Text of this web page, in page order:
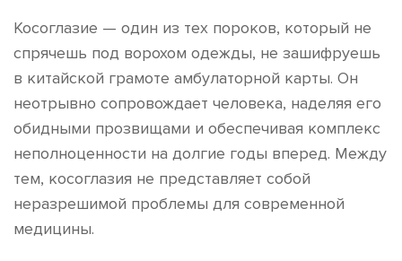
Косоглазие — один из тех пороков, который не
спрячешь под ворохом одежды, не зашифруешь
в китайской грамоте амбулаторной карты. Он
неотрывно сопровождает человека, наделяя его
обидными прозвищами и обеспечивая комплекс
неполноценности на долгие годы вперед. Между
тем, косоглазия не представляет собой
неразрешимой проблемы для современной
медицины.